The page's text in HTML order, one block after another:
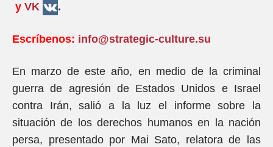
y VK .
Escríbenos: info@strategic-culture.su
En marzo de este año, en medio de la criminal
guerra de agresión de Estados Unidos e Israel
contra Irán, salió a la luz el informe sobre la
situación de los derechos humanos en la nación
persa, presentado por Mai Sato, relatora de las